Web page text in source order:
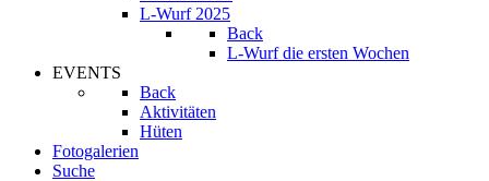
L-Wurf 2025
Back
L-Wurf die ersten Wochen
EVENTS
Back
Aktivitäten
Hüten
Fotogalerien
Suche